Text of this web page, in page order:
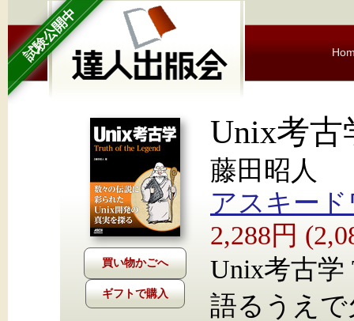
試験公開中
ギフトで購入
Unix考古
藤田昭人
アスキー
2,288円
Unix考古学
語るうえ